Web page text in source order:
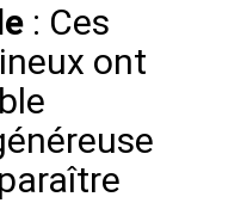
: Ces
ont